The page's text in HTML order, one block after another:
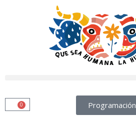
Programación
0